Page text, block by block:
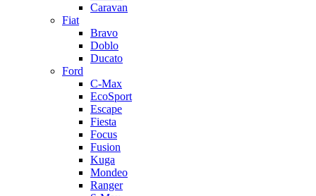
Caravan
Fiat
Bravo
Doblo
Ducato
Ford
C-Max
EcoSport
Escape
Fiesta
Focus
Fusion
Kuga
Mondeo
Ranger